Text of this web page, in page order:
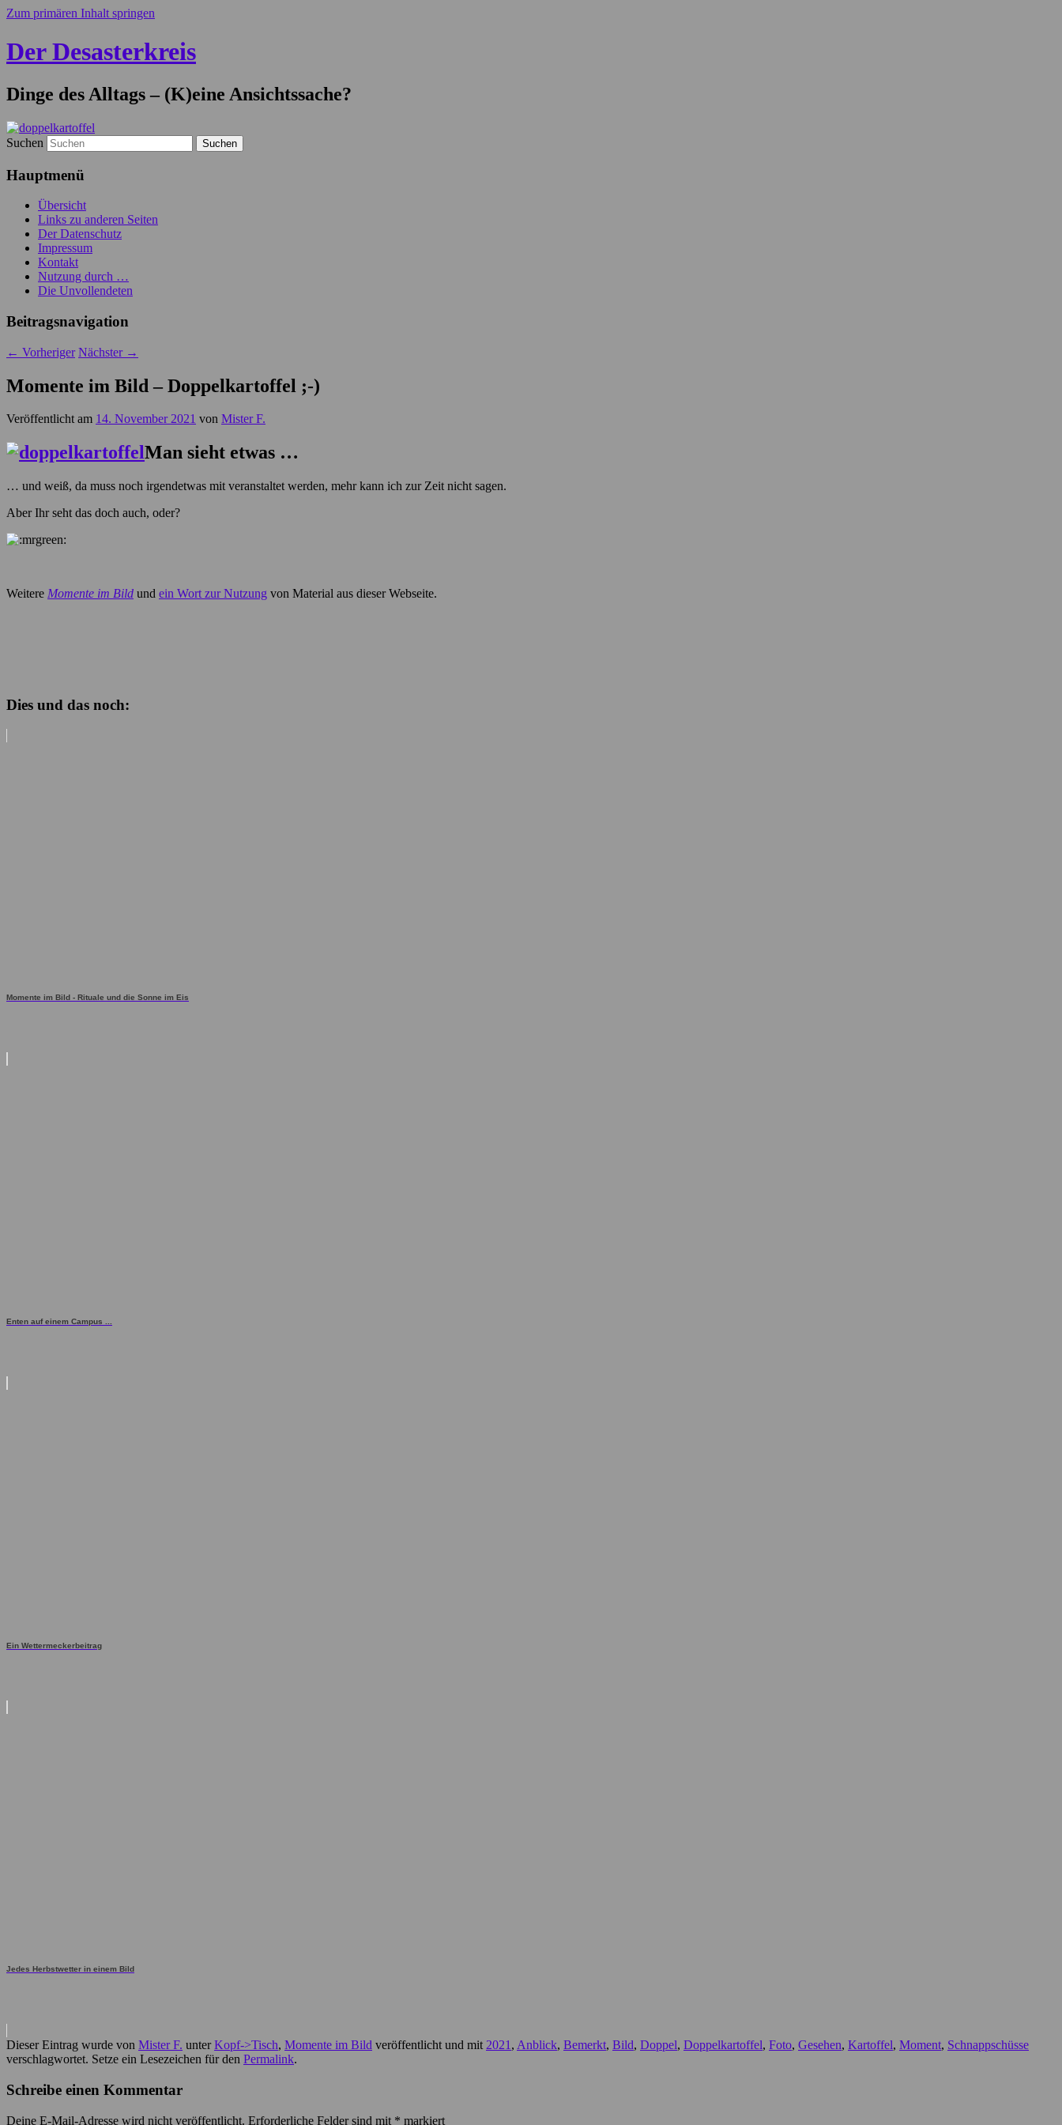
Zum primären Inhalt springen
Der Desasterkreis
Dinge des Alltags – (K)eine Ansichtssache?
Suchen
Hauptmenü
Übersicht
Links zu anderen Seiten
Der Datenschutz
Impressum
Kontakt
Nutzung durch …
Die Unvollendeten
Beitragsnavigation
← Vorheriger Nächster →
Momente im Bild – Doppelkartoffel ;-)
Veröffentlicht am 14. November 2021 von Mister F.
Man sieht etwas …
… und weiß, da muss noch irgendetwas mit veranstaltet werden, mehr kann ich zur Zeit nicht sagen.
Aber Ihr seht das doch auch, oder?
Weitere Momente im Bild und ein Wort zur Nutzung von Material aus dieser Webseite.
Dies und das noch:
Momente im Bild - Rituale und die Sonne im Eis
Enten auf einem Campus ...
Ein Wettermeckerbeitrag
Jedes Herbstwetter in einem Bild
Dieser Eintrag wurde von Mister F. unterKopf->Tisch, Momente im Bild veröffentlicht und mit 2021 , Anblick, Bemerkt, Bild, Doppel, Doppelkartoffel, Foto, Gesehen, Kartoffel, Moment, Schnappschüsse
verschlagwortet. Setze ein Lesezeichen für den Permalink.
Schreibe einen Kommentar
Deine E-Mail-Adresse wird nicht veröffentlicht. Erforderliche Felder sind mit * markiert